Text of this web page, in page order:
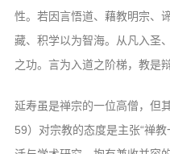
性。若因言悟道、藉教明宗、
藏、积学以为智海。从凡入圣
之功。言为入道之阶梯，教是
延寿虽是禅宗的一位高僧，但
59）对宗教的态度是主张“禅